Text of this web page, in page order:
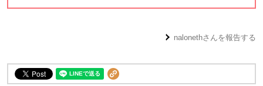
nalonethさんを報告する